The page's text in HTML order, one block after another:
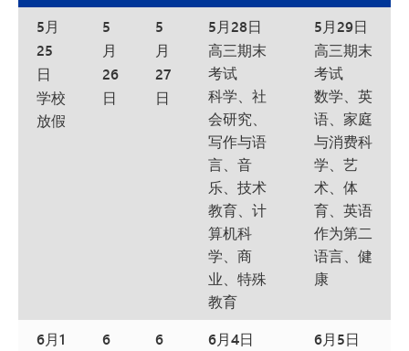
5月
25
日
学校
放假
5
月
26
日
5
月
27
日
5月28日
高三期末
考试
科学、社
会研究、
写作与语
言、音
乐、技术
教育、计
算机科
学、商
业、特殊
教育
5月29日
高三期末
考试
数学、英
语、家庭
与消费科
学、艺
术、体
育、英语
作为第二
语言、健
康
6月1
6
6
6月4日 6月5日